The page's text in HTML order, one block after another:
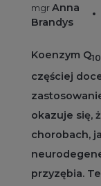
mgr Anna
Brandys
Koenzym Q10
częściej
okazuje się,
chorobach,
przyzębia.